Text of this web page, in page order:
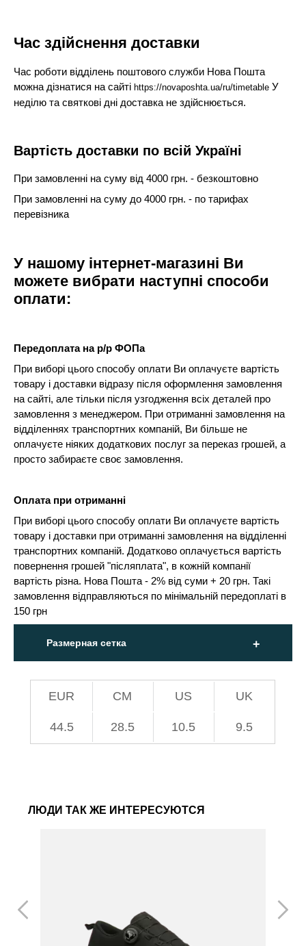
Час здійснення доставки
Час роботи відділень поштового служби Нова Пошта
можна дізнатися на сайтіhttps://novaposhta.ua/ru/timetable У
неділю та святкові дні доставка не здійснюється.
Вартість доставки по всій Україні
При замовленні на суму від 4000 грн. - безкоштовно
При замовленні на суму до 4000 грн. - по тарифах
перевізника
У нашому інтернет-магазині Ви
можете вибрати наступні способи
оплати:
Передоплата на р/р ФОПа
При виборі цього способу оплати Ви оплачуєте вартість
товару і доставки відразу після оформлення замовлення
на сайті, але тільки після узгодження всіх деталей про
замовлення з менеджером. При отриманні замовлення на
відділеннях транспортних компаній, Ви більше не
оплачуєте ніяких додаткових послуг за переказ грошей, а
просто забираєте своє замовлення.
Оплата при отриманні
При виборі цього способу оплати Ви оплачуєте вартість
товару і доставки при отриманні замовлення на відділенні
транспортних компаній. Додатково оплачується вартість
повернення грошей "післяплата", в кожній компанії
вартість різна. Нова Пошта - 2% від суми + 20 грн. Такі
замовлення відправляються по мінімальній передоплаті в
150 грн
Размерная сетка
EUR СМ US UK
44.5 28.5 10.5 9.5
ЛЮДИ ТАК ЖЕ ИНТЕРЕСУЮТСЯ